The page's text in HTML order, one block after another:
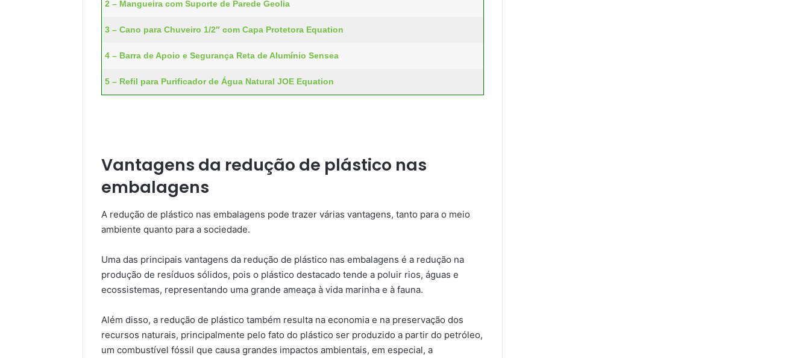
2 – Mangueira com Suporte de Parede Geolia
3 – Cano para Chuveiro 1/2″ com Capa Protetora Equation
4 – Barra de Apoio e Segurança Reta de Alumínio Sensea
5 – Refil para Purificador de Água Natural JOE Equation
Vantagens da redução de plástico nas
embalagens
A redução de plástico nas embalagens pode trazer várias vantagens, tanto para o meio
ambiente quanto para a sociedade.
Uma das principais vantagens da redução de plástico nas embalagens é a redução na
produção de resíduos sólidos, pois o plástico destacado tende a poluir rios, águas e
ecossistemas, representando uma grande ameaça à vida marinha e à fauna.
Além disso, a redução de plástico também resulta na economia e na preservação dos
recursos naturais, principalmente pelo fato do plástico ser produzido a partir do petróleo,
um combustível fóssil que causa grandes impactos ambientais, em especial, a